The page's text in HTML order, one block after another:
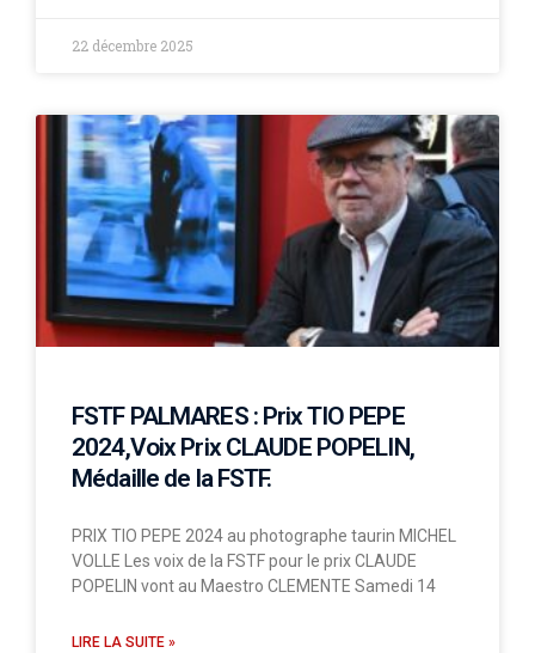
22 décembre 2025
FSTF PALMARES : Prix TIO PEPE
2024,Voix Prix CLAUDE POPELIN,
Médaille de la FSTF.
PRIX TIO PEPE 2024 au photographe taurin MICHEL
VOLLE Les voix de la FSTF pour le prix CLAUDE
POPELIN vont au Maestro CLEMENTE Samedi 14
LIRE LA SUITE »